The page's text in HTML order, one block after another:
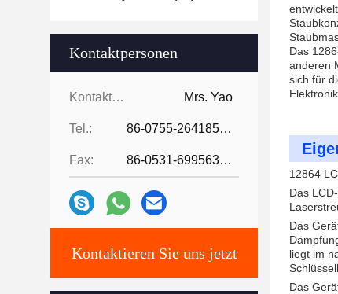
Kontaktpersonen
Kontaktpersonen: Mrs. Yao
Tel.: 86-0755-26418507
Fax: 86-0531-69956329
Kontaktieren Sie uns jetzt
Das
anderen
sich für
12864
Das
Das
liegt im
Das